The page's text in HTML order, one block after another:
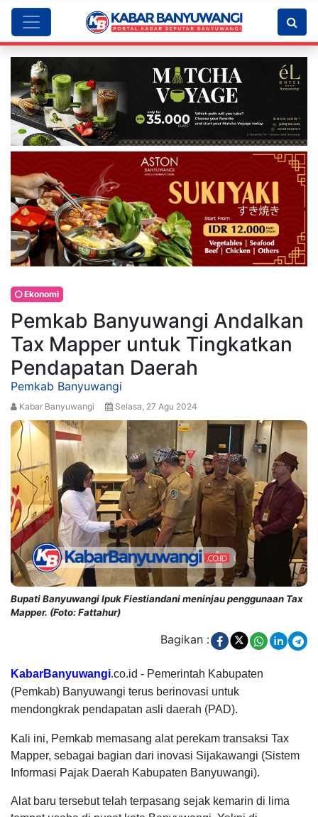
Ekonomi
Pemkab Banyuwangi Andalkan
Tax Mapper untuk Tingkatkan
Pendapatan Daerah
Pemkab Banyuwangi
Kabar Banyuwangi Selasa, 27 Agu 2024
Bupati Banyuwangi Ipuk Fiestiandani meninjau penggunaan Tax
Mapper. (Foto: Fattahur)
Bagikan :
KabarBanyuwangi.co.id - Pemerintah Kabupaten
(Pemkab) Banyuwangi terus berinovasi untuk
mendongkrak pendapatan asli daerah (PAD).
Kali ini, Pemkab memasang alat perekam transaksi Tax
Mapper, sebagai bagian dari inovasi Sijakawangi (Sistem
Informasi Pajak Daerah Kabupaten Banyuwangi).
Alat baru tersebut telah terpasang sejak kemarin di lima